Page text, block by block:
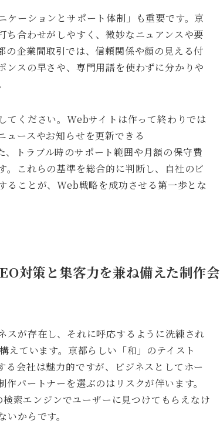
ケーションとサポート体制」も重要です。京
合わせがしやすく、微妙なニュアンスや要
企業間取引では、信頼関係や顔の見える付
ンスの早さや、専門用語を使わずに分かりや
てください。Webサイトは作って終わりでは
ュースやお知らせを更新できる
トラブル時のサポート範囲や月額の保守費
これらの基準を総合的に判断し、自社のビ
ることが、Web戦略を成功させる第一歩とな
対策と集客力を兼ね備えた制作会
スが存在し、それに呼応するように洗練され
えています。京都らしい「和」のテイスト
会社は魅力的ですが、ビジネスとしてホー
パートナーを選ぶのはリスクが伴います。
索エンジンでユーザーに見つけてもらえなけ
からです。